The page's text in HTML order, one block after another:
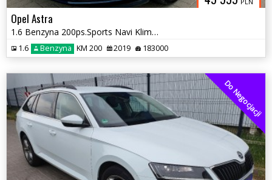
Opel Astra
1.6 Benzyna 200ps.Sports Navi Klimatronic Po Serwisie 2019rok
1.6 Benzyna KM 200 2019 183000
Do Negocjacji